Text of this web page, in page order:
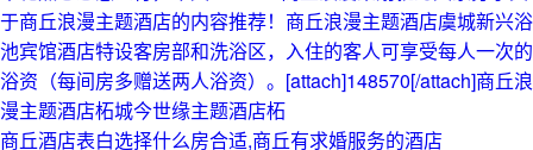
于商丘浪漫主题酒店的内容推荐！商丘浪漫主题酒店虞城新兴浴
池宾馆酒店特设客房部和洗浴区，入住的客人可享受每人一次的
浴资（每间房多赠送两人浴资）。[attach]148570[/attach]商丘浪
漫主题酒店柘城今世缘主题酒店柘
商丘酒店表白选择什么房合适,商丘有求婚服务的酒店